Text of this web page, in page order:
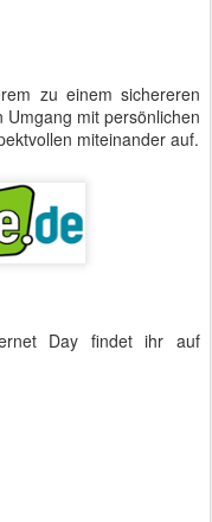
zu einem sichereren
mit persönlichen
miteinander auf.
Day findet ihr auf